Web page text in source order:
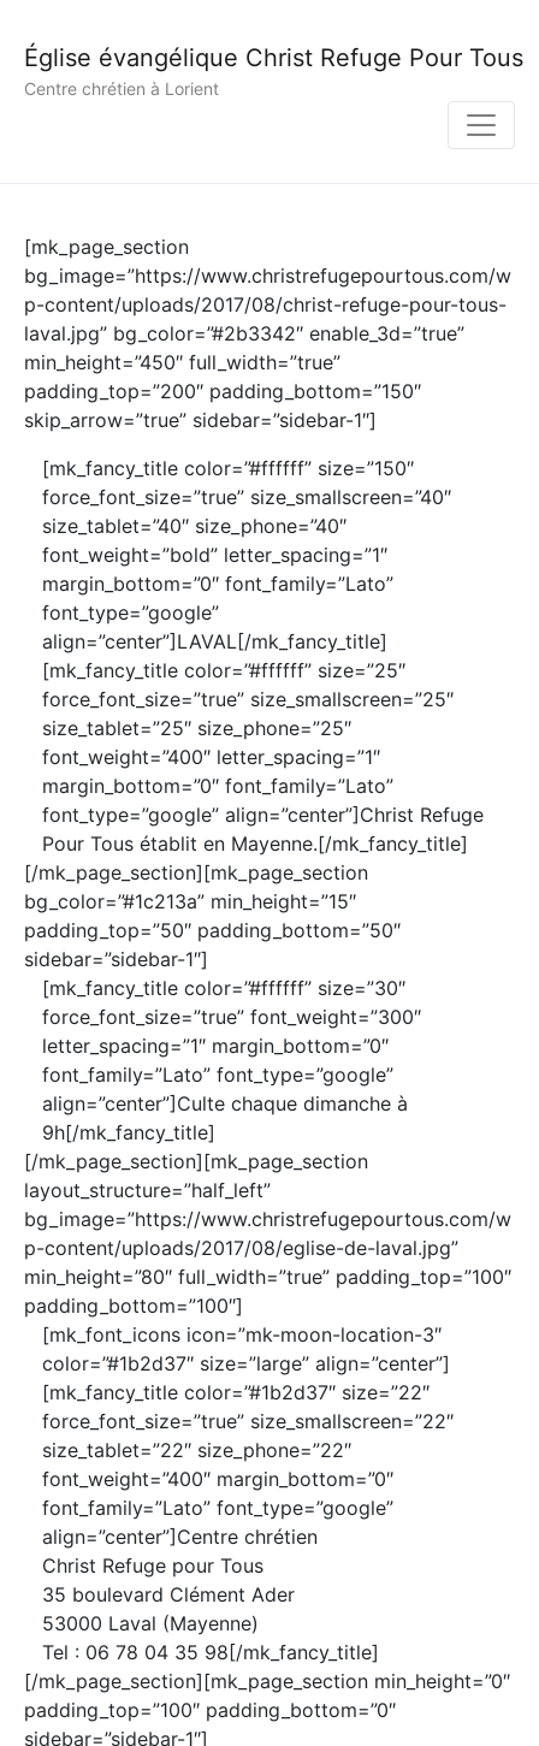
Église évangélique Christ Refuge Pour Tous
Centre chrétien à Lorient
[mk_page_section
bg_image=”https://www.christrefugepourtous.com/w
p-content/uploads/2017/08/christ-refuge-pour-tous-
laval.jpg” bg_color=”#2b3342″ enable_3d=”true”
min_height=”450″ full_width=”true”
padding_top=”200″ padding_bottom=”150″
skip_arrow=”true” sidebar=”sidebar-1″]
[mk_fancy_title color=”#ffffff” size=”150″
force_font_size=”true” size_smallscreen=”40″
size_tablet=”40″ size_phone=”40″
font_weight=”bold” letter_spacing=”1″
margin_bottom=”0″ font_family=”Lato”
font_type=”google”
align=”center”]LAVAL[/mk_fancy_title]
[mk_fancy_title color=”#ffffff” size=”25″
force_font_size=”true” size_smallscreen=”25″
size_tablet=”25″ size_phone=”25″
font_weight=”400″ letter_spacing=”1″
margin_bottom=”0″ font_family=”Lato”
font_type=”google” align=”center”]Christ Refuge
Pour Tous établit en Mayenne.[/mk_fancy_title]
[/mk_page_section][mk_page_section
bg_color=”#1c213a” min_height=”15″
padding_top=”50″ padding_bottom=”50″
sidebar=”sidebar-1″]
[mk_fancy_title color=”#ffffff” size=”30″
force_font_size=”true” font_weight=”300″
letter_spacing=”1″ margin_bottom=”0″
font_family=”Lato” font_type=”google”
align=”center”]Culte chaque dimanche à
9h[/mk_fancy_title]
[/mk_page_section][mk_page_section
layout_structure=”half_left”
bg_image=”https://www.christrefugepourtous.com/w
p-content/uploads/2017/08/eglise-de-laval.jpg”
min_height=”80″ full_width=”true” padding_top=”100″
padding_bottom=”100″]
[mk_font_icons icon=”mk-moon-location-3″
color=”#1b2d37″ size=”large” align=”center”]
[mk_fancy_title color=”#1b2d37″ size=”22″
force_font_size=”true” size_smallscreen=”22″
size_tablet=”22″ size_phone=”22″
font_weight=”400″ margin_bottom=”0″
font_family=”Lato” font_type=”google”
align=”center”]Centre chrétien
Christ Refuge pour Tous
35 boulevard Clément Ader
53000 Laval (Mayenne)
Tel : 06 78 04 35 98[/mk_fancy_title]
[/mk_page_section][mk_page_section min_height=”0″
padding_top=”100″ padding_bottom=”0″
sidebar=”sidebar-1″]